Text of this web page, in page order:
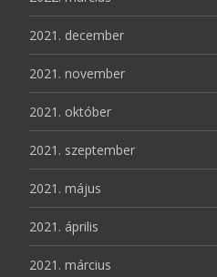
2021. december
2021. november
2021. október
2021. szeptember
2021. május
2021. április
2021. március